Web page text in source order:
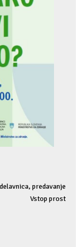
predavanje
Vstop prost